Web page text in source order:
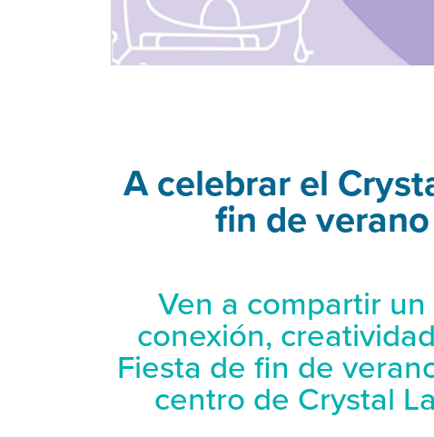
A celebrar el
fin de
Ven a compartir
conexión,
Fiesta de fin de
centro de Crystal